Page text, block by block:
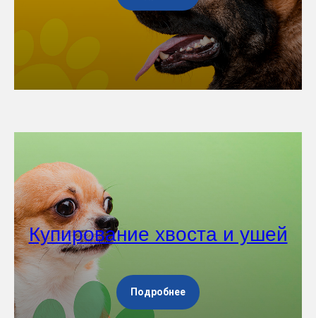
Купирование хвоста и ушей
Подробнее